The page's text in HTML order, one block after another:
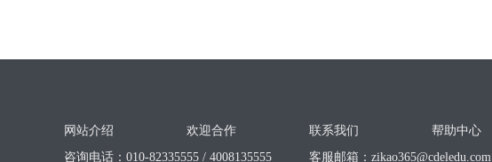
网站介绍 欢迎合作 联系我们
帮助中心
咨询电话：010-82335555 / 4008135555
客服邮箱： zikao365@cdeledu.com